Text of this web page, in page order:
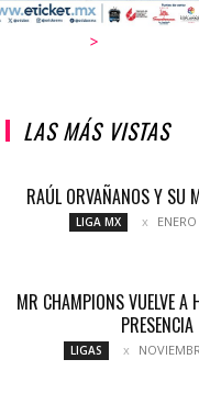
>
LAS MÁS VISTAS
RAÚL ORVAÑANOS Y SU
LIGA MX
MR CHAMPIONS VUELVE A
PRESENCIA
LIGAS